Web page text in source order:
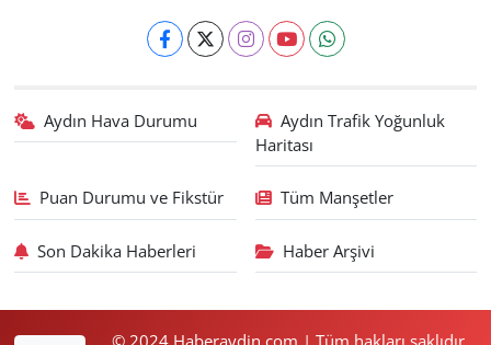
Aydın Hava Durumu
Aydın Trafik Yoğunluk
Haritası
Puan Durumu ve Fikstür Tüm Manşetler
Son Dakika Haberleri Haber Arşivi